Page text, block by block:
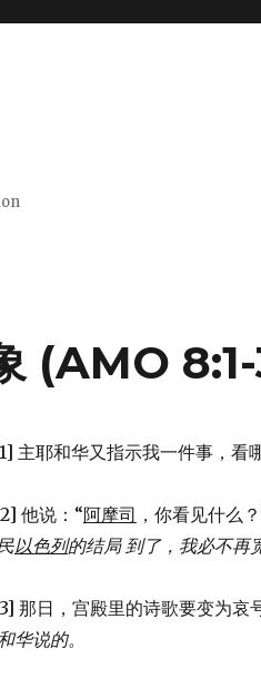
(AMO
主耶和华又指示我一件事，看
他说：“阿摩司 ，你看见什么
以色列的结局 到了， 我必不再
那日，宫殿里的诗歌要变为哀
华说的。